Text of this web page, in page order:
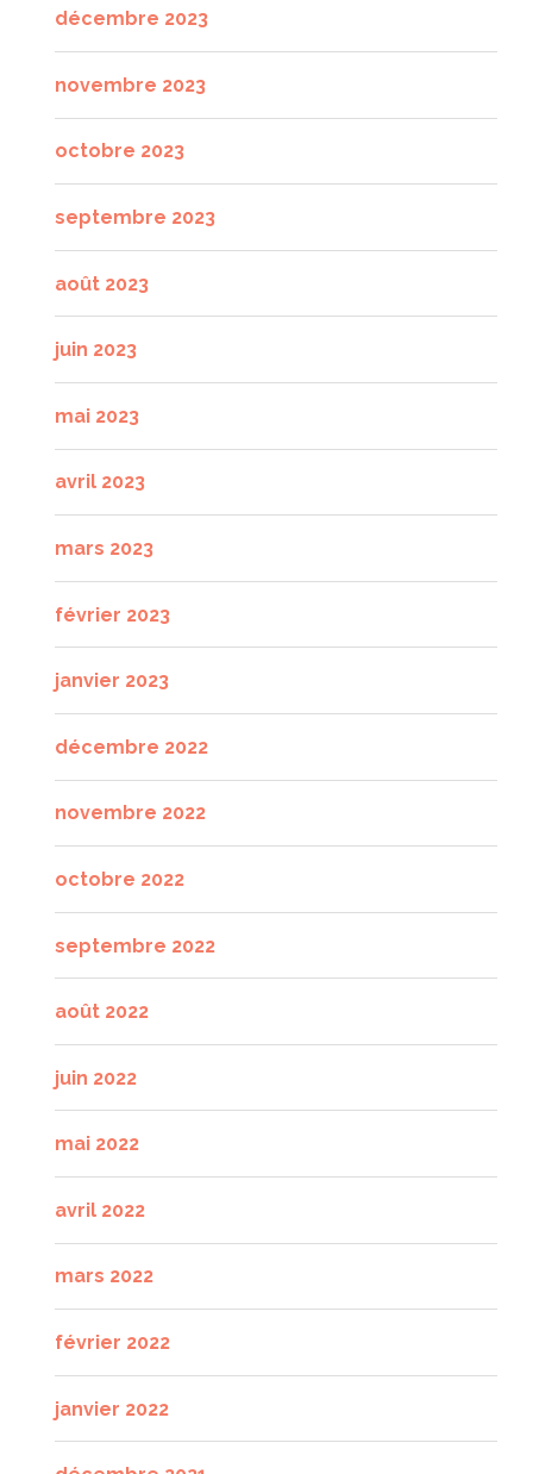
décembre 2023
novembre 2023
octobre 2023
septembre 2023
août 2023
juin 2023
mai 2023
avril 2023
mars 2023
février 2023
janvier 2023
décembre 2022
novembre 2022
octobre 2022
septembre 2022
août 2022
juin 2022
mai 2022
avril 2022
mars 2022
février 2022
janvier 2022